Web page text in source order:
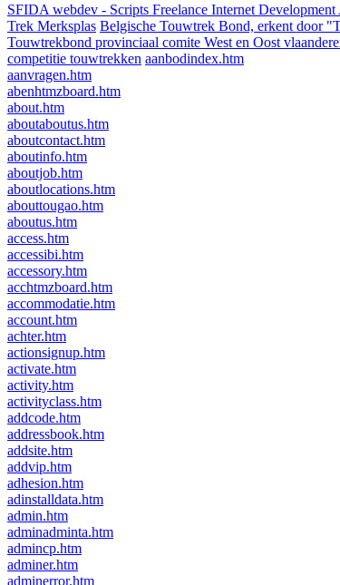
SFIDA webdev - Scripts Freelance Internet
Trek Merksplas Belgische Touwtrek Bond, erkent door
Touwtrekbond provinciaal comite West en Oost
competitie touwtrekken aanbodindex.htm
aanvragen.htm
abenhtmzboard.htm
about.htm
aboutaboutus.htm
aboutcontact.htm
aboutinfo.htm
aboutjob.htm
aboutlocations.htm
abouttougao.htm
aboutus.htm
access.htm
accessibi.htm
accessory.htm
acchtmzboard.htm
accommodatie.htm
account.htm
achter.htm
actionsignup.htm
activate.htm
activity.htm
activityclass.htm
addcode.htm
addressbook.htm
addsite.htm
addvip.htm
adhesion.htm
adinstalldata.htm
admin.htm
adminadminta.htm
admincp.htm
adminer.htm
adminerror.htm